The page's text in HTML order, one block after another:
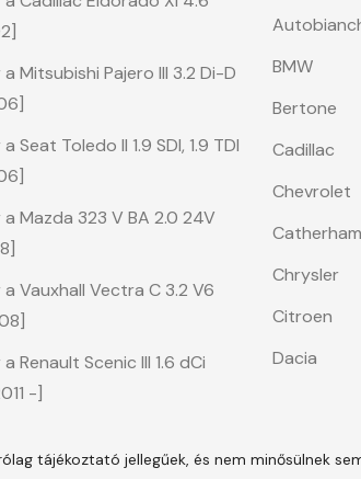
Mitsubishi Pajero III 3.2 Di-D
Toledo II 1.9 SDI, 1.9 TDI
Mazda 323 V BA 2.0 24V
Vauxhall Vectra C 3.2 V6
Renault Scenic III 1.6 dCi
-]
BMW
Bertone
Cadillac
Chevrolet
Catherham
Chrysler
Citroen
Dacia
tájékoztató jellegűek, és nem minősülnek